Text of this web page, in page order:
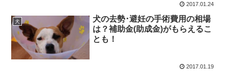
2017.01.24
犬
犬の去勢･避妊の手術費用の相場
は？補助金(助成金)がもらえるこ
とも！
2017.01.19